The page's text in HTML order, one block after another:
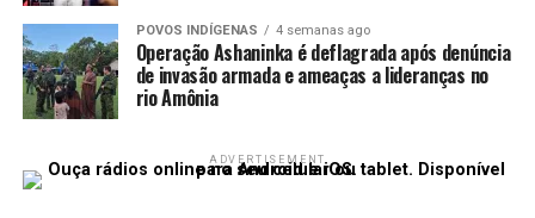
POVOS INDÍGENAS 4 semanas ago
Operação Ashaninka é deflagrada após denúncia
de invasão armada e ameaças a lideranças no
rio Amônia
ADVERTISEMENT